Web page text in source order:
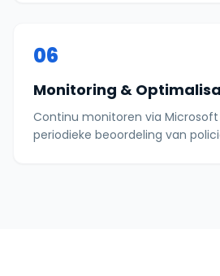
06
Monitoring &
Continu monitoren via Microsoft
periodieke beoordeling van